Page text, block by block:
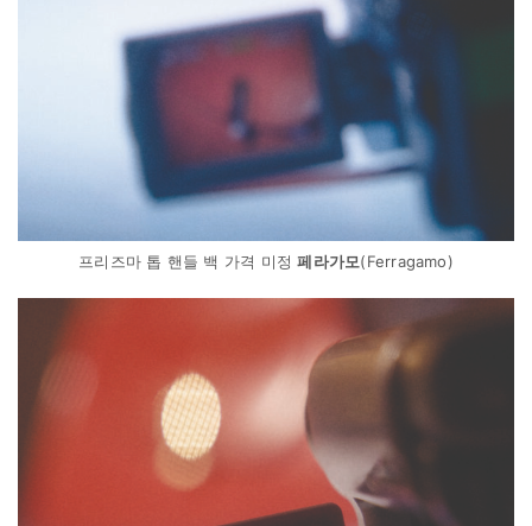
프리즈마 톱 핸들 백 가격 미정페라가모(Ferragamo)